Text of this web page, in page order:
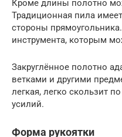
Кроме длины полотно
Традиционная пила
стороны
инструмента, которым
Закруглённое полотно
ветками и другими
легкая, легко скользит
усилий.
Форма рукоятки